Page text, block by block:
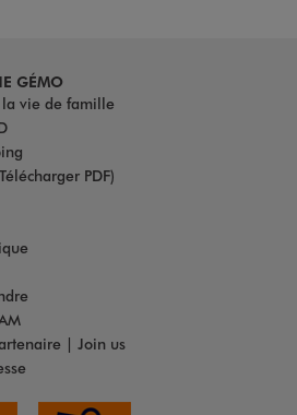
GÉMO
vie de famille
PDF)
| Join us